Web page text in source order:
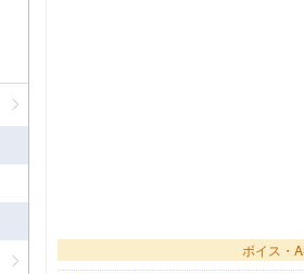
ボイス・